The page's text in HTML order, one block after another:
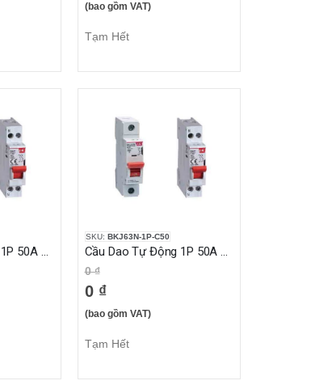
(bao gồm VAT)
Tạm Hết
Cầu Dao Tự Động 1P 50A 10KA
SKU: BKJ63N-1P-C50
Cầu Dao Tự Động 1P 50A 6KA
0 ₫
0 ₫
(bao gồm VAT)
Tạm Hết